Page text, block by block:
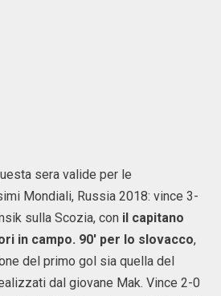
sera valide per le
Mondiali, Russia 2018: vince 3-
sulla Scozia, con il capitano
in campo. 90' per lo slovacco,
del primo gol sia quella del
dal giovane Mak. Vince 2-0